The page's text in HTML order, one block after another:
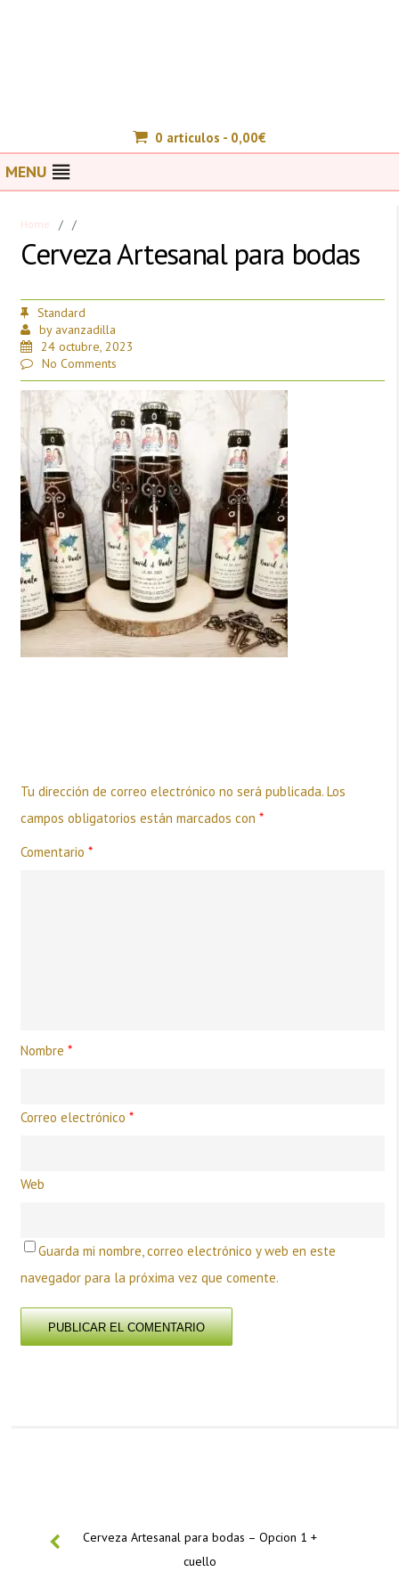
0 articulos - 0,00€
MENU
Home / /
Cerveza Artesanal para bodas
Standard
by avanzadilla
24 octubre, 2023
No Comments
Tu dirección de correo electrónico no será publicada. Los
campos obligatorios están marcados con*
Comentario*
Nombre*
Correo electrónico*
Web
Guarda mi nombre, correo electrónico y web en este
navegador para la próxima vez que comente.
Cerveza Artesanal para bodas – Opcion 1 +
cuello